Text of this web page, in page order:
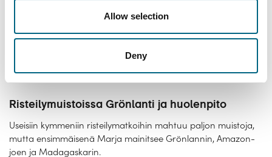
Allow selection
Deny
Schwerinin linna
Risteilymuistoissa Grönlanti ja huolenpito
Useisiin kymmeniin risteilymatkoihin mahtuu paljon muistoja,
mutta ensimmäisenä Marja mainitsee Grönlannin, Amazon-
joen ja Madagaskarin.